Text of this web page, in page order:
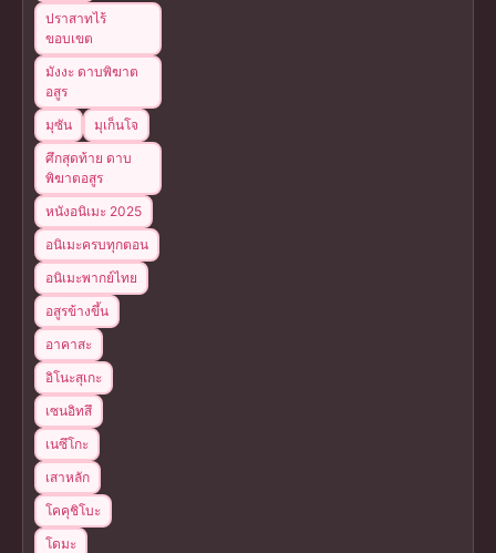
ปราสาทไร้
ขอบเขต
มังงะ ดาบพิฆาต
อสูร
มุซัน
มุเก็นโจ
ศึกสุดท้าย ดาบ
พิฆาตอสูร
หนังอนิเมะ 2025
อนิเมะครบทุกตอน
อนิเมะพากย์ไทย
อสูรข้างขึ้น
อาคาสะ
อิโนะสุเกะ
เซนอิทสึ
เนซึโกะ
เสาหลัก
โคคุชิโบะ
โดมะ